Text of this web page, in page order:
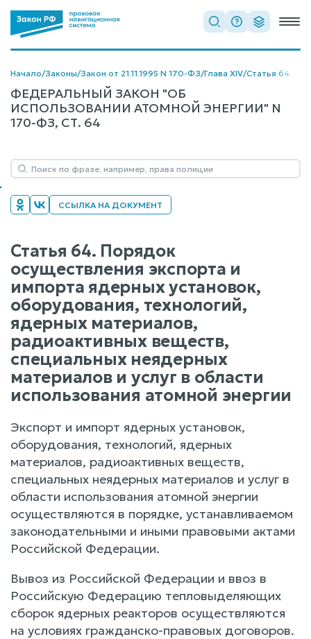
Начало/Законы/Закон от 21.11.1995 N 170-ФЗ/Глава XIV/Статья 64
ФЕДЕРАЛЬНЫЙ ЗАКОН "ОБ
ИСПОЛЬЗОВАНИИ АТОМНОЙ ЭНЕРГИИ" N
170-ФЗ, СТ. 64
ССЫЛКА НА ДОКУМЕНТ
Статья 64. Порядок
осуществления экспорта и
импорта ядерных установок,
оборудования, технологий,
ядерных материалов,
радиоактивных веществ,
специальных неядерных
материалов и услуг в области
использования атомной энергии
Экспорт и импорт ядерных установок,
оборудования, технологий, ядерных
материалов, радиоактивных веществ,
специальных неядерных материалов и услуг в
области использования атомной энергии
осуществляются в порядке, устанавливаемом
законодательными и иными правовыми актами
Российской Федерации.
Вывоз из Российской Федерации и ввоз в
Российскую Федерацию тепловыделяющих
сборок ядерных реакторов осуществляются
на условиях гражданско-правовых договоров.